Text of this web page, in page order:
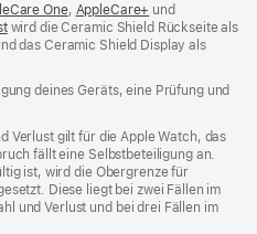
One(Öffnet
ein
neues
, AppleCare+ (Öffnet
ein
neues
und
(Öffnet
ein
Fenster)
wird die Ceramic Shield Rückseite als
das Ceramic Shield Display als
deines Geräts, eine Prüfung und
Verlust gilt für die Apple Watch, das
fällt eine Selbstbeteiligung an.
ist, wird die Obergrenze für
Diese liegt bei zwei Fällen im
und Verlust und bei drei Fällen im